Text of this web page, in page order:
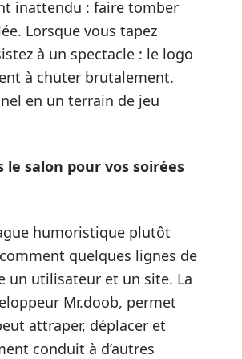
inattendu : faire tomber
Lorsque vous tapez
à un spectacle : le logo
à chuter brutalement.
en un terrain de jeu
le salon pour vos soirées
humoristique plutôt
quelques lignes de
un utilisateur et un site. La
Mr.doob, permet
attraper, déplacer et
conduit à d’autres